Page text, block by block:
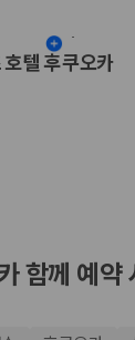
텔 후쿠오카
함께 예